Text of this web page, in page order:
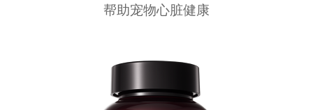
帮助宠物心脏健康